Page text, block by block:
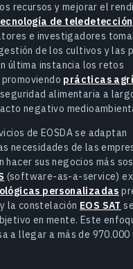
recursos y mejorar el
de teledetección
e investigadores
de los cultivos y las
última instancia los retos
prácticas
alimentaria a
negativo
de EOSDA se adaptan
necesidades de las
hacer sus negocios más
(software-as-a-service)
personalizadas
la constelación EOS SAT
en mente. Este
a llegar a más de 970.000